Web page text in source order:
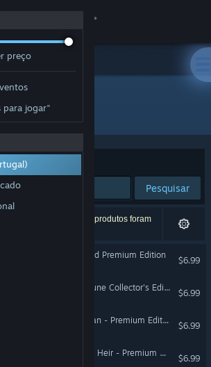
Steam
preço
para jogar"
Studio
Pesquisar
à tua pesquisa. 7 produtos foram
tuas preferências.
Legends: Iron Lord Premium Edition
$6.99
Witch's Pranks: Frog's Fortune Collector's Edition
$6.99
Dreamscapes: The Sandman - Premium Edition
$6.99
Dreamscapes: Nightmare's Heir - Premium Edition
$6.99